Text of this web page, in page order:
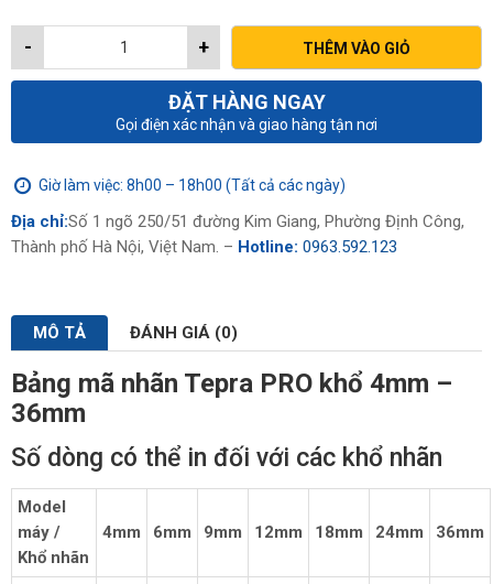
+
- THÊM VÀO GIỎ
ĐẶT HÀNG NGAY
Gọi điện xác nhận và giao hàng tận nơi
Giờ làm việc: 8h00 – 18h00 (Tất cả các ngày)
Địa chỉ:Số 1 ngõ 250/51 đường Kim Giang, Phường Định Công,
Thành phố Hà Nội, Việt Nam. – Hotline: 0963.592.123
MÔ TẢ ĐÁNH GIÁ (0)
Bảng mã nhãn Tepra PRO khổ 4mm –
36mm
Số dòng có thể in đối với các khổ nhãn
Model
máy /
Khổ nhãn
4mm 6mm 9mm 12mm 18mm 24mm 36mm